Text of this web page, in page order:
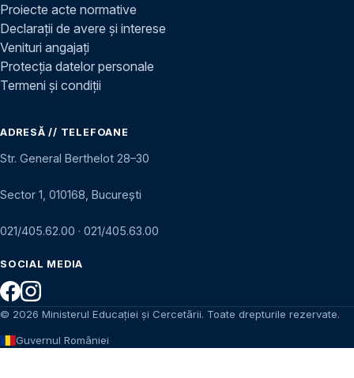
Proiecte acte normative
Declarații de avere și interese
Venituri angajați
Protecția datelor personale
Termeni și condiții
ADRESĂ // TELEFOANE
Str. General Berthelot 28–30
Sector 1, 010168, București
021/405.62.00 · 021/405.63.00
SOCIAL MEDIA
© 2026 Ministerul Educației și Cercetării. Toate drepturile rezervate.
Guvernul României